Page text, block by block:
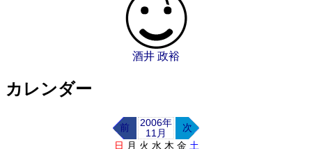
酒井 政裕
カレンダー
前
2006年
11月
次
日 月 火 水 木 金 土